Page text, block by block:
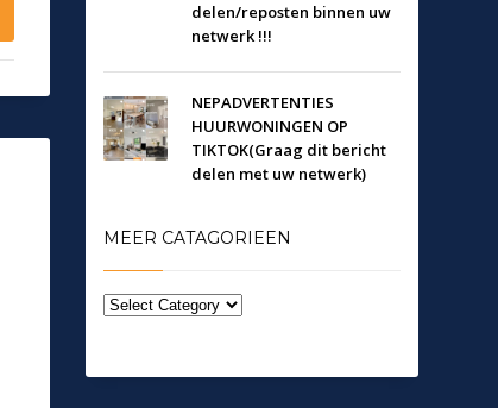
delen/reposten binnen uw
netwerk !!!
NEPADVERTENTIES
HUURWONINGEN OP
TIKTOK(Graag dit bericht
delen met uw netwerk)
MEER CATAGORIEEN